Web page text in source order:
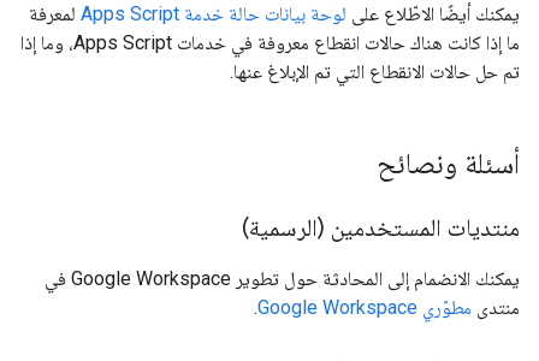
يمكنك أيضًا الاطّلاع على لوحة بيانات حالة خدمة Apps Script
لمعرفة
ما إذا كانت هناك حالات انقطاع معروفة في خدمات Apps Script، وما إذا
تم حل حالات الانقطاع التي تم الإبلاغ عنها.
أسئلة ونصائح
منتديات المستخدمين (الرسمية)
يمكنك الانضمام إلى المحادثة حول تطوير Google Workspace في
منتدى مطوّري Google Workspace .